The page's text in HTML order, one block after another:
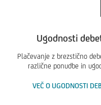
Ugodnosti
Plačevanje z brezstično
različne
VEČ O UGODNOSTI